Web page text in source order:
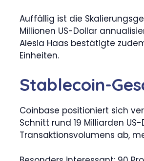
Auffällig ist die
Millionen US-Dollar
Alesia Haas bestätigte
Einheiten.
Stablecoin-
Coinbase positioniert sich
Schnitt rund 19 Milliarden
Transaktionsvolumens ab,